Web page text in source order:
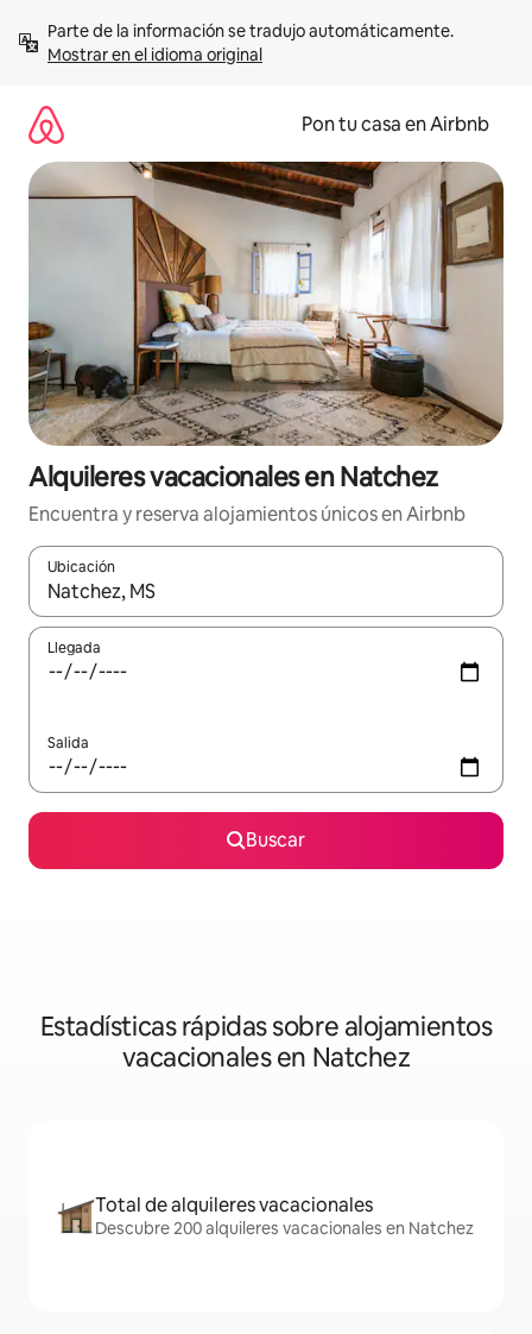
contenidoMostrar en el idioma original
Pon tu casa en Airbnb
Alquileres vacacionales en Natchez
Encuentra y reserva alojamientos únicos en Airbnb
Ubicación
Cuando los resultados estén disponibles, navega con las
Llegada
Salida
Buscar
Estadísticas rápidas sobre alojamientos
vacacionales en Natchez
Total de alquileres vacacionales
Descubre 200 alquileres vacacionales en Natchez